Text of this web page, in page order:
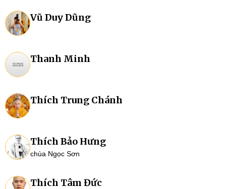
Vũ Duy Dũng
Thanh Minh
Thích Trung Chánh
Thích Bảo Hưng
chùa Ngọc Sơn
Thích Tâm Đức